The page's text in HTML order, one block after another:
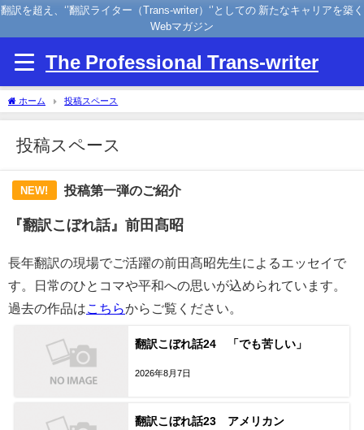
翻訳を超え、‘’翻訳ライター（Trans-writer）‘’としての 新たなキャリアを築く
Webマガジン
The Professional Trans-writer
ホーム 投稿スペース
投稿スペース
NEW! 投稿第一弾のご紹介
『翻訳こぼれ話』前田髙昭
長年翻訳の現場でご活躍の前田髙昭先生によるエッセイで
す。日常のひとコマや平和への思いが込められています。
過去の作品はこちらからご覧ください。
翻訳こぼれ話24 「でも苦しい」
2026年8月7日
翻訳こぼれ話23 アメリカン